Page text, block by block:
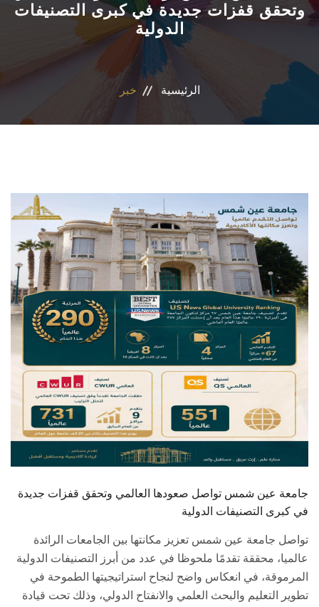
المجلات العلمية
تواصل معنا
وتحقق قفزات جديدة في كبرى التصنيفات
الدولية
الرئيسية خبر
جامعة عين شمس تواصل صعودها العالمي وتحقق قفزات جديدة
في كبرى التصنيفات الدولية
تواصل جامعة عين شمس تعزيز مكانتها بين الجامعات الرائدة
عالميا، محققة تقدمًا ملحوظا في عدد من أبرز التصنيفات الدولية
المرموقة، في انعكاس واضح لنجاح استراتيجيتها الطموحة في
تطوير التعليم والبحث العلمي والانفتاح الدولي، وذلك تحت قيادة